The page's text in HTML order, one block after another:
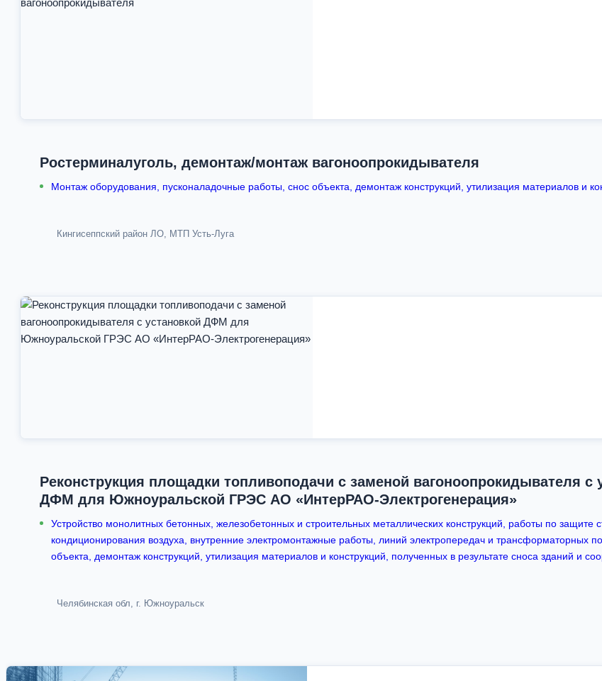
Ростерминалуголь, демонтаж/монтаж вагоноопрокидывателя
Монтаж оборудования, пусконаладочные работы, снос объекта, демонтаж конструкций, утилизация материалов и
Кингисеппский район ЛО, МТП Усть-Луга
Реконструкция площадки топливоподачи с заменой вагоноопрокидывателя с
ДФМ для Южноуральской ГРЭС АО «ИнтерРАО-Электрогенерация»
Устройство монолитных бетонных, железобетонных и строительных металлических конструкций, работы по защите
кондиционирования воздуха, внутренние электромонтажные работы, линий электропередач и трансформаторных
объекта, демонтаж конструкций, утилизация материалов и конструкций, полученных в результате сноса зданий и
Челябинская обл, г. Южноуральск